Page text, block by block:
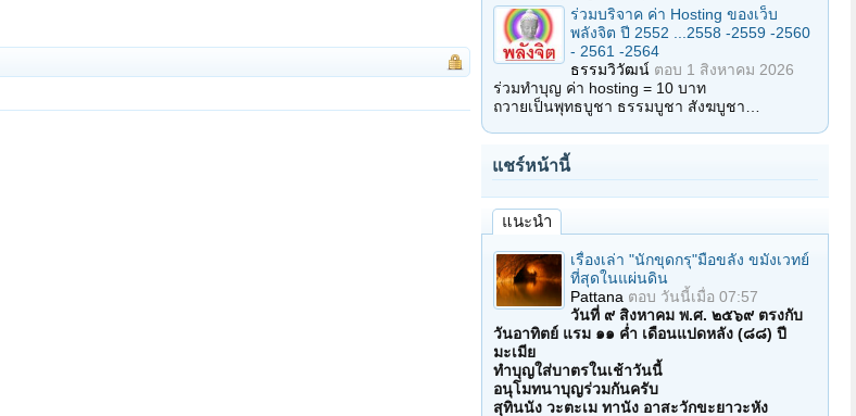
ร่วมบริจาค ค่า Hosting ของเว็บ
พลังจิต ปี 2552 ...2558 -2559 -2560
- 2561 -2564
ธรรมวิวัฒน์ ตอบ 1 สิงหาคม 2026
ร่วมทำบุญ ค่า hosting = 10 บาท
ถวายเป็นพุทธบูชา ธรรมบูชา สังฆบูชา…
แชร์หน้านี้
แนะนำ
เรื่องเล่า "นักขุดกรุ"มือขลัง ขมังเวทย์
ที่สุดในแผ่นดิน
Pattana ตอบ วันนี้เมื่อ 07:57
วันที่ ๙ สิงหาคม พ.ศ. ๒๕๖๙ ตรงกับ
วันอาทิตย์ แรม ๑๑ ค่ำ เดือนแปดหลัง (๘๘) ปี
มะเมีย
ทำบุญใส่บาตรในเช้าวันนี้
อนุโมทนาบุญร่วมกันครับ
สุทินนัง วะตะเม ทานัง อาสะวักขะยาวะหัง